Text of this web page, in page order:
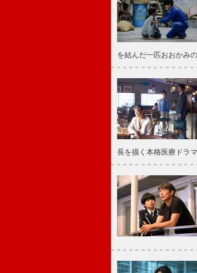
を結んだ一匹おおかみ
長を描く本格医療ドラ